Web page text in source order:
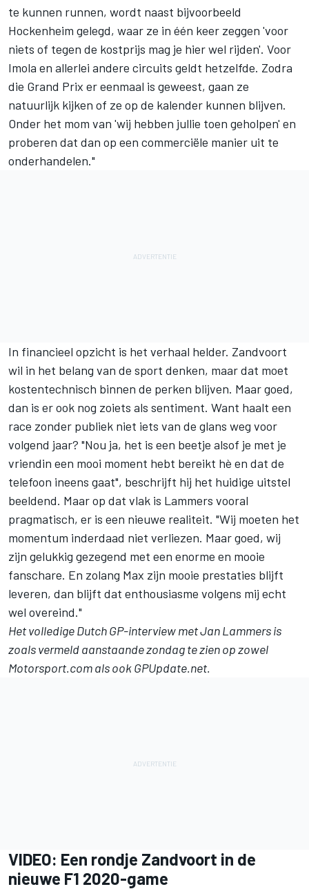
te kunnen runnen, wordt naast bijvoorbeeld
Hockenheim gelegd, waar ze in één keer zeggen 'voor
niets of tegen de kostprijs mag je hier wel rijden'. Voor
Imola en allerlei andere circuits geldt hetzelfde. Zodra
die Grand Prix er eenmaal is geweest, gaan ze
natuurlijk kijken of ze op de kalender kunnen blijven.
Onder het mom van 'wij hebben jullie toen geholpen' en
proberen dat dan op een commerciële manier uit te
onderhandelen."
In financieel opzicht is het verhaal helder. Zandvoort
wil in het belang van de sport denken, maar dat moet
kostentechnisch binnen de perken blijven. Maar goed,
dan is er ook nog zoiets als sentiment. Want haalt een
race zonder publiek niet iets van de glans weg voor
volgend jaar? "Nou ja, het is een beetje alsof je met je
vriendin een mooi moment hebt bereikt hè en dat de
telefoon ineens gaat", beschrijft hij het huidige uitstel
beeldend. Maar op dat vlak is Lammers vooral
pragmatisch, er is een nieuwe realiteit. "Wij moeten het
momentum inderdaad niet verliezen. Maar goed, wij
zijn gelukkig gezegend met een enorme en mooie
fanschare. En zolang Max zijn mooie prestaties blijft
leveren, dan blijft dat enthousiasme volgens mij echt
wel overeind."
Het volledige Dutch GP-interview met Jan Lammers is
zoals vermeld aanstaande zondag te zien op zowel
Motorsport.com als ook GPUpdate.net.
VIDEO: Een rondje Zandvoort in de
nieuwe F1 2020-game